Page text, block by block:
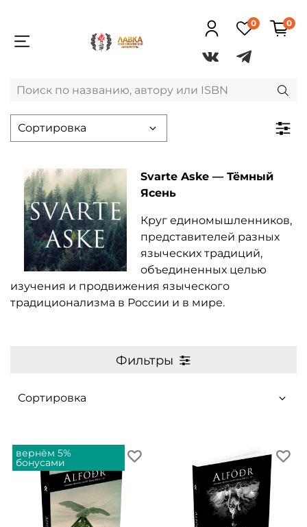
0 0
Svarte Aske — Тёмный
Ясень
Круг единомышленников,
представителей разных
языческих традиций,
объединенных целью
изучения и продвижения языческого
традиционализма в России и в мире.
Фильтры
вернём 5%
бонусами